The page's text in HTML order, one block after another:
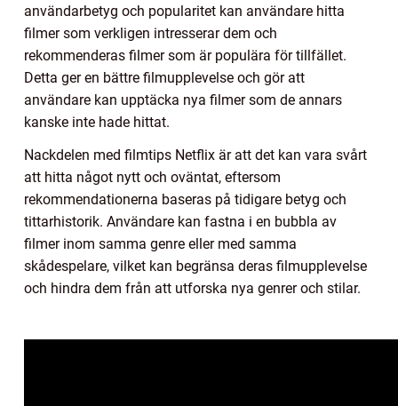
användarbetyg och popularitet kan användare hitta
filmer som verkligen intresserar dem och
rekommenderas filmer som är populära för tillfället.
Detta ger en bättre filmupplevelse och gör att
användare kan upptäcka nya filmer som de annars
kanske inte hade hittat.
Nackdelen med filmtips Netflix är att det kan vara svårt
att hitta något nytt och oväntat, eftersom
rekommendationerna baseras på tidigare betyg och
tittarhistorik. Användare kan fastna i en bubbla av
filmer inom samma genre eller med samma
skådespelare, vilket kan begränsa deras filmupplevelse
och hindra dem från att utforska nya genrer och stilar.